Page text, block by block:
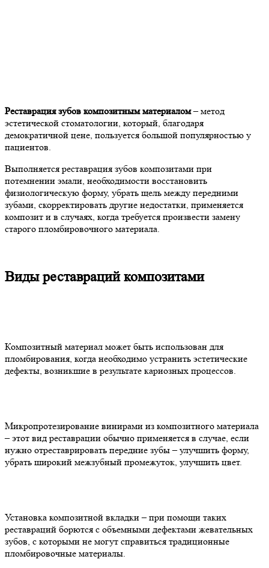
Реставрация зубов композитным материалом– метод
эстетической стоматологии, который, благодаря
демократичной цене, пользуется большой популярностью у
пациентов.
Выполняется реставрация зубов композитами при
потемнении эмали, необходимости восстановить
физиологическую форму, убрать щель между передними
зубами, скорректировать другие недостатки, применяется
композит и в случаях, когда требуется произвести замену
старого пломбировочного материала.
Виды реставраций композитами
Композитный материал может быть использован для
пломбирования, когда необходимо устранить эстетические
дефекты, возникшие в результате кариозных процессов.
Микропротезирование винирами из композитного материала
– этот вид реставрации обычно применяется в случае, если
нужно отреставрировать передние зубы – улучшить форму,
убрать широкий межзубный промежуток, улучшить цвет.
Установка композитной вкладки – при помощи таких
реставраций борются с объемными дефектами жевательных
зубов, с которыми не могут справиться традиционные
пломбировочные материалы.